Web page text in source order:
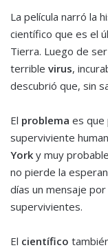
La película narró la
científico que es el
Tierra. Luego de
terrible virus,
descubrió que, sin
El problema es que
superviviente
York y muy
no pierde la
días un mensaje
supervivientes.
El científico